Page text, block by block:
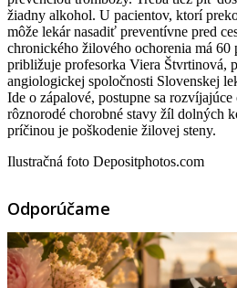
žiadny alkohol. U pacientov, ktorí
môže lekár nasadiť preventívne pred
chronického žilového ochorenia má 60
približuje profesorka Viera Štvrtinová,
angiologickej spoločnosti Slovenskej
Ide o zápalové, postupne sa
rôznorodé chorobné stavy žíl dolných
príčinou je poškodenie žilovej steny.
Ilustračná foto Depositphotos.com
Odporúčame